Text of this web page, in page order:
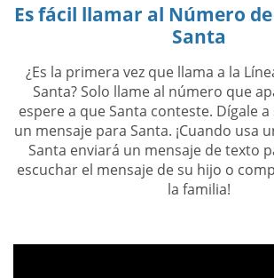
Es fácil llamar al Número
Santa
¿Es la primera vez que llama a la
Santa? Solo llame al número que
espere a que Santa conteste. Dígale
un mensaje para Santa. ¡Cuando usa
Santa enviará un mensaje de texto
escuchar el mensaje de su hijo o
la familia!